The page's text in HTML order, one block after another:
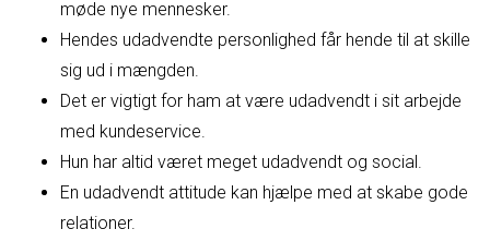
møde nye mennesker.
Hendes udadvendte personlighed får hende til at skille
sig ud i mængden.
Det er vigtigt for ham at være udadvendt i sit arbejde
med kundeservice.
Hun har altid været meget udadvendt og social.
En udadvendt attitude kan hjælpe med at skabe gode
relationer.